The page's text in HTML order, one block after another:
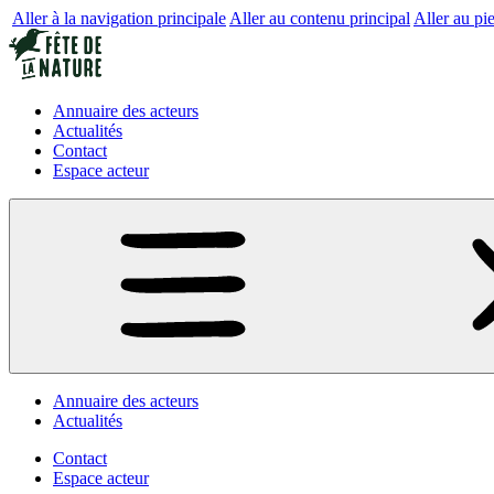
Aller à la navigation principale Aller au contenu principal Aller au
Annuaire des acteurs
Actualités
Contact
Espace acteur
Annuaire des acteurs
Actualités
Contact
Espace acteur